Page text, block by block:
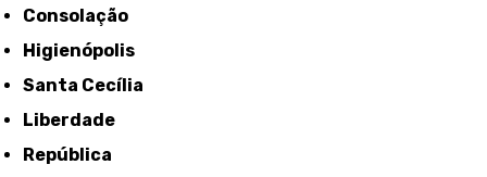
Consolação
Higienópolis
Santa Cecília
Liberdade
República